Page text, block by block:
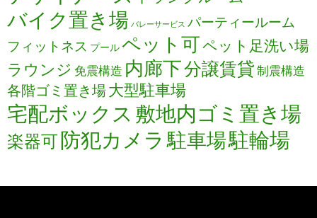
バイク置き場 バレーサービス パーティールーム
フィットネス プールペット可ペット足洗い場
ラウンジ 免震構造 内廊下分譲賃貸制震構造
各階ゴミ置き場大型駐車場
宅配ボックス 敷地内ゴミ置き場
楽器可防犯カメラ 駐車場駐輪場